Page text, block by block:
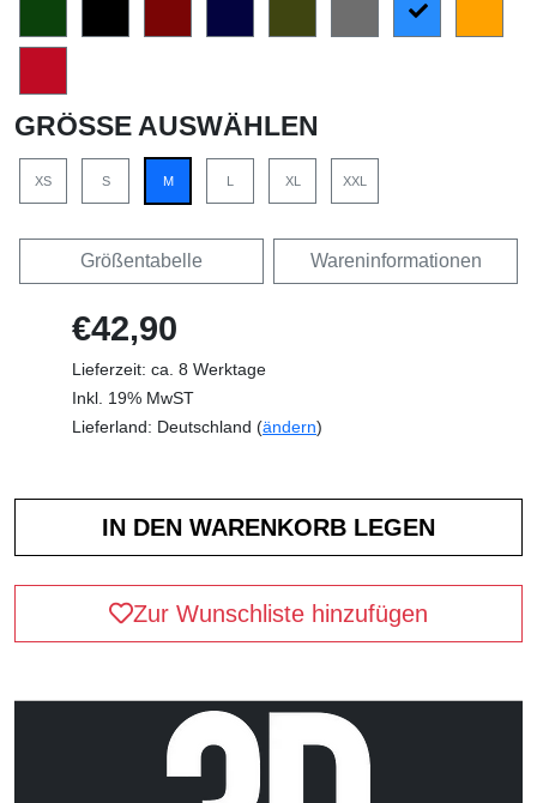
GRÖSSE AUSWÄHLEN
XS S M L XL XXL
Größentabelle Wareninformationen
€42,90
Lieferzeit: ca. 8 Werktage
Inkl. 19% MwST
Lieferland: Deutschland (ändern)
Zur Wunschliste hinzufügen